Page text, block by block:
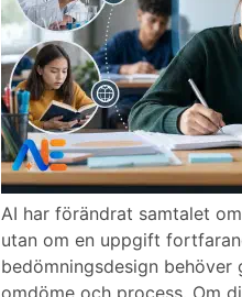
AI har förändrat samtalet
utan om en uppgift
bedömningsdesign
omdöme och process. Om